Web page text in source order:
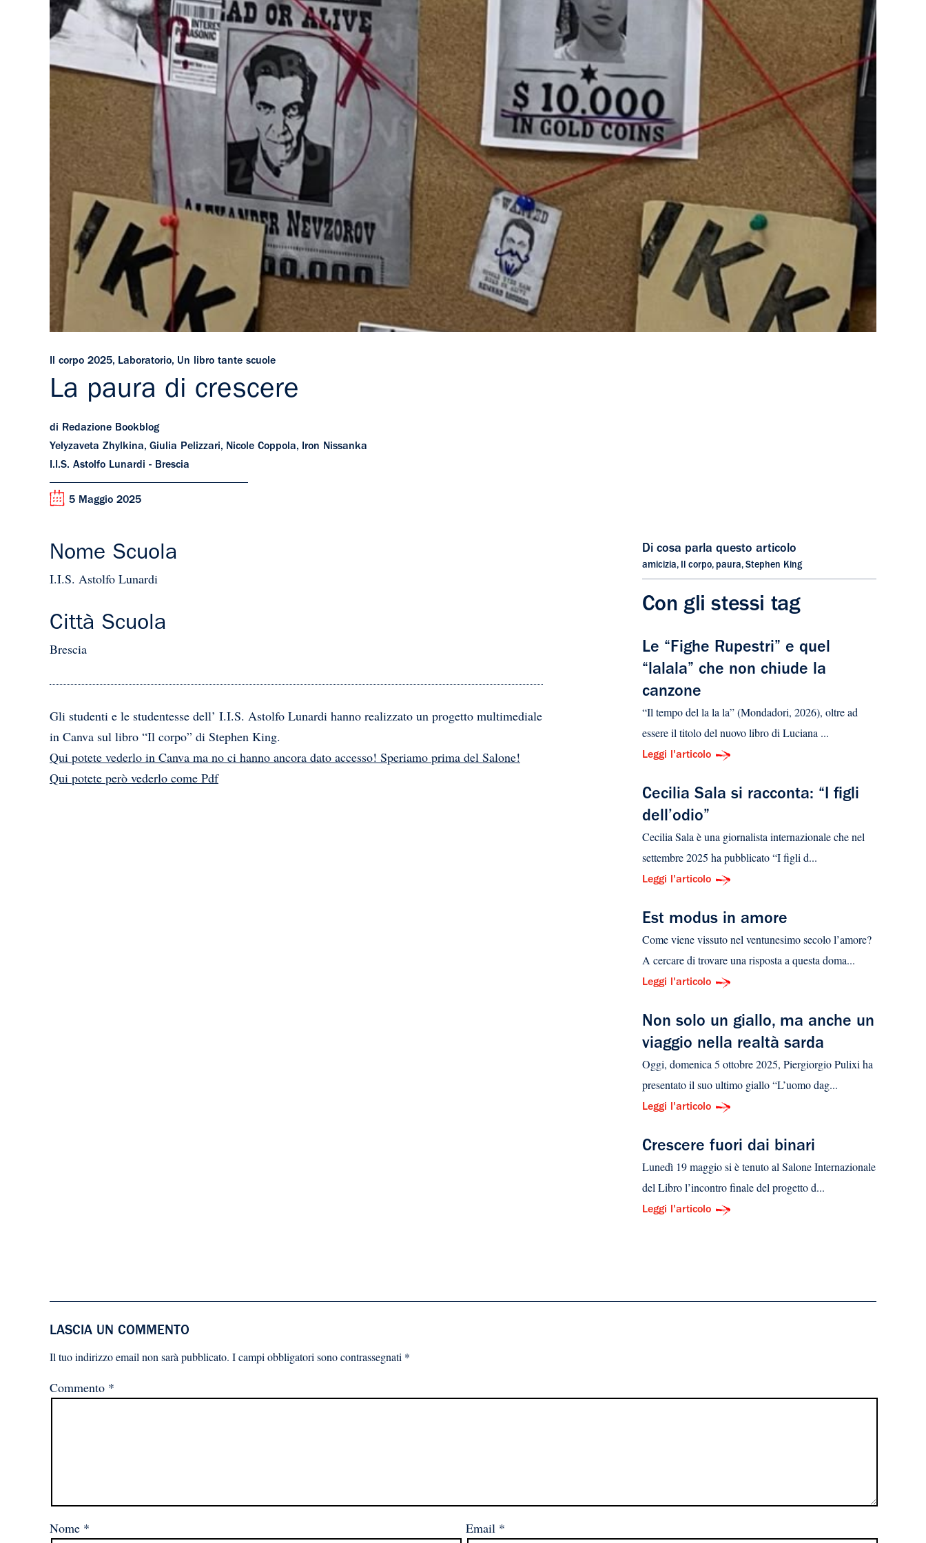
Il corpo 2025, Laboratorio, Un libro tante scuole
La paura di crescere
di Redazione Bookblog
Yelyzaveta Zhylkina, Giulia Pelizzari, Nicole Coppola, Iron Nissanka
I.I.S. Astolfo Lunardi - Brescia
5 Maggio 2025
Nome Scuola
I.I.S. Astolfo Lunardi
Città Scuola
Brescia
Gli studenti e le studentesse dell’ I.I.S. Astolfo Lunardi hanno realizzato un progetto multimediale
in Canva sul libro “Il corpo” di Stephen King.
Qui potete vederlo in Canva ma no ci hanno ancora dato accesso! Speriamo prima del Salone!
Qui potete però vederlo come Pdf
Di cosa parla questo articolo
amicizia, Il corpo, paura, Stephen King
Con gli stessi tag
Le “Fighe Rupestri” e quel
“lalala” che non chiude la
canzone
“Il tempo del la la la” (Mondadori, 2026), oltre ad
essere il titolo del nuovo libro di Luciana ...
Leggi l'articolo
Cecilia Sala si racconta: “I figli
dell’odio”
Cecilia Sala è una giornalista internazionale che nel
settembre 2025 ha pubblicato “I figli d...
Leggi l'articolo
Est modus in amore
Come viene vissuto nel ventunesimo secolo l’amore?
A cercare di trovare una risposta a questa doma...
Leggi l'articolo
Non solo un giallo, ma anche un
viaggio nella realtà sarda
Oggi, domenica 5 ottobre 2025, Piergiorgio Pulixi ha
presentato il suo ultimo giallo “L’uomo dag...
Leggi l'articolo
Crescere fuori dai binari
Lunedì 19 maggio si è tenuto al Salone Internazionale
del Libro l’incontro finale del progetto d...
Leggi l'articolo
LASCIA UN COMMENTO
Il tuo indirizzo email non sarà pubblicato. I campi obbligatori sono contrassegnati *
Commento *
Nome * Email *